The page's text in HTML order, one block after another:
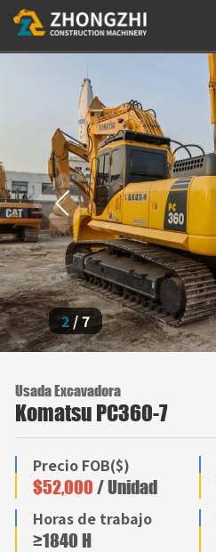
Usada Excavadora
Komatsu PC360-7
Precio FOB($)
$52,000 / Unidad
Horas de trabajo
≥1840 H
3 /7